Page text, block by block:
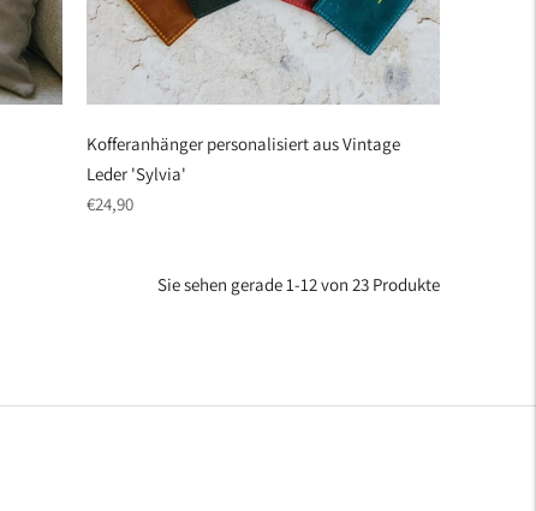
Kofferanhänger personalisiert aus Vintage
Leder 'Sylvia'
regulärer
€24,90
Sie sehen gerade 1-12 von 23 Produkte